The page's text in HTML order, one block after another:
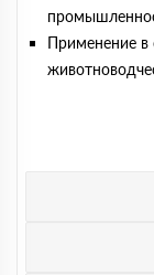
Применение в